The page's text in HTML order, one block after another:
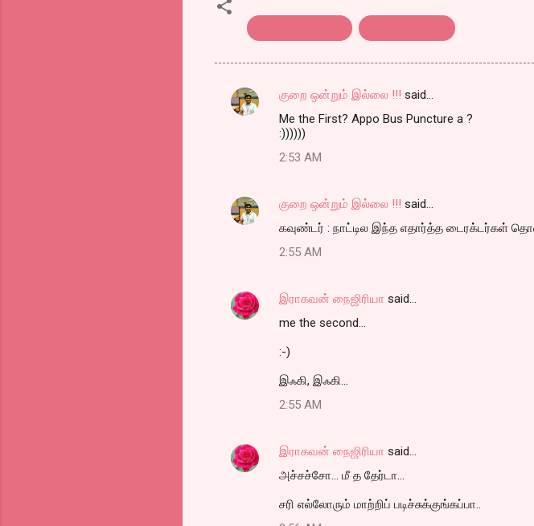
C
n
குறை ஒன்றும் இல்லை !!! said…
Me the First? Appo Bus Puncture a ?
:))))))
2:53 AM
குறை ஒன்றும் இல்லை !!! said…
கவுண்டர் : நாட்டில இந்த எதார்த்த டைரக்டர்கள்
2:55 AM
இராகவன் நைஜிரியா said…
me the second...
:-)
இஃகி, இஃகி...
2:55 AM
இராகவன் நைஜிரியா said…
அச்சச்சோ... மீ த தேர்டா...
சரி எல்லோரும் மாற்றிப் படிச்சுக்குங்கப்பா..